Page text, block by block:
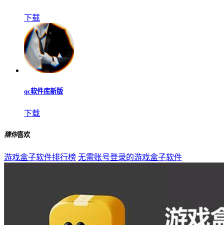
下载
qc软件库新版
下载
猜你喜欢
游戏盒子软件排行榜 无需账号登录的游戏盒子软件